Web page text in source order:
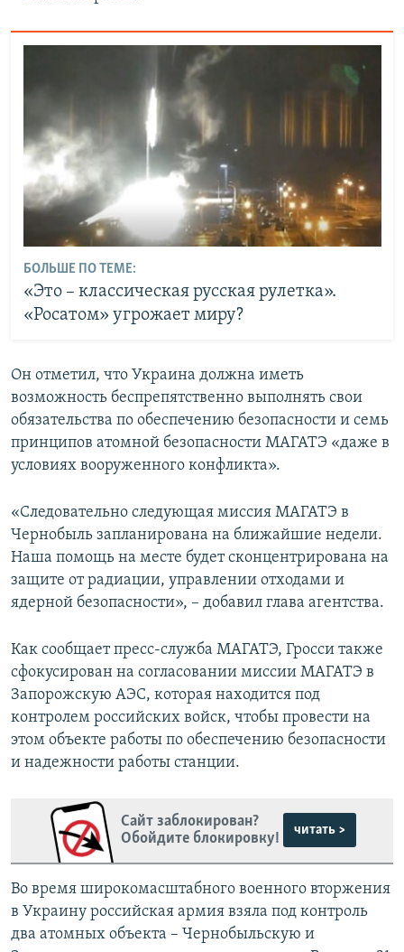
БОЛЬШЕ ПО ТЕМЕ:
«Это – классическая русская рулетка».
«Росатом» угрожает миру?
Он отметил, что Украина должна иметь
возможность беспрепятственно выполнять свои
обязательства по обеспечению безопасности и семь
принципов атомной безопасности МАГАТЭ «даже в
условиях вооруженного конфликта».
«Следовательно следующая миссия МАГАТЭ в
Чернобыль запланирована на ближайшие недели.
Наша помощь на месте будет сконцентрирована на
защите от радиации, управлении отходами и
ядерной безопасности», – добавил глава агентства.
Как сообщает пресс-служба МАГАТЭ, Гросси также
сфокусирован на согласовании миссии МАГАТЭ в
Запорожскую АЭС, которая находится под
контролем российских войск, чтобы провести на
этом объекте работы по обеспечению безопасности
и надежности работы станции.
Сайт заблокирован?
Обойдите блокировку!
читать >
Во время широкомасштабного военного вторжения
в Украину российская армия взяла под контроль
два атомных объекта – Чернобыльскую и